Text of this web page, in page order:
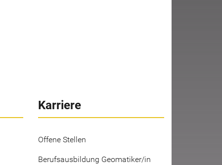
Karriere
Offene Stellen
Berufsausbildung Geomatiker/in